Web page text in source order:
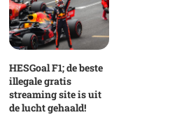
HESGoal F1; de beste
illegale gratis
streaming site is uit
de lucht gehaald!